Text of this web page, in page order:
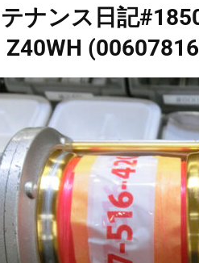
ナンス日記
Z40WH